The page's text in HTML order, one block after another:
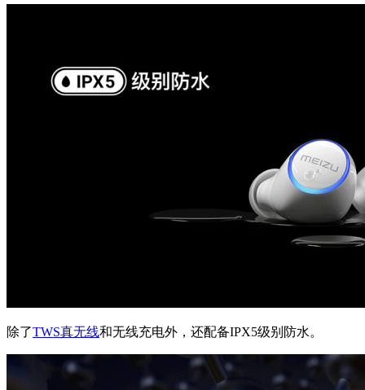
除了TWS真无线和无线充电外，还配备IPX5级别防水。